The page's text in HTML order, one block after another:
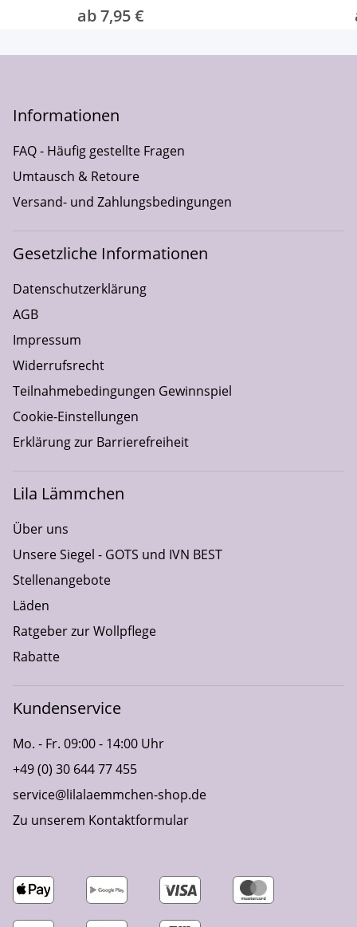
ab 7,95 €
Informationen
FAQ - Häufig gestellte Fragen
Umtausch & Retoure
Versand- und Zahlungsbedingungen
Gesetzliche Informationen
Datenschutzerklärung
AGB
Impressum
Widerrufsrecht
Teilnahmebedingungen Gewinnspiel
Cookie-Einstellungen
Erklärung zur Barrierefreiheit
Lila Lämmchen
Über uns
Unsere Siegel - GOTS und IVN BEST
Stellenangebote
Läden
Ratgeber zur Wollpflege
Rabatte
Kundenservice
Mo. - Fr. 09:00 - 14:00 Uhr
+49 (0) 30 644 77 455
service@lilalaemmchen-shop.de
Zu unserem Kontaktformular